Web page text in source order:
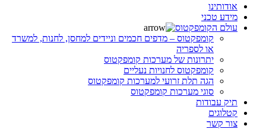
אודותינו
מידע טכני
עולם הקומפקטוס
קומפקטוס – מדפים חכמים וניידים למחסן, לחנות, למשרד
או לספריה
יתרונות של מערכות קומפקטוס
קומפקטוס לחנויות נעליים
הגה תלת זרועי למערכות קומפקטוס
סוגי מערכות קומפקטוס
תיק עבודות
קטלוגים
צור קשר